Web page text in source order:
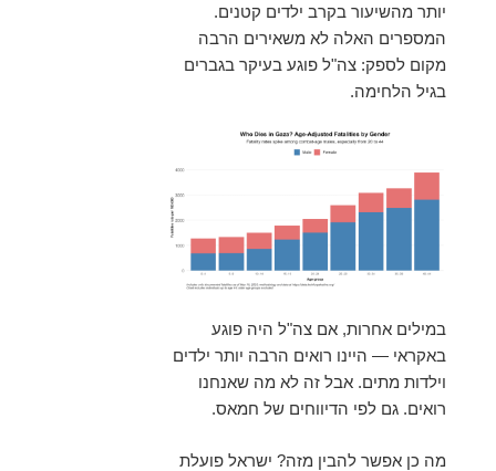
יותר מהשיעור בקרב ילדים קטנים.
המספרים האלה לא משאירים הרבה
מקום לספק: צה"ל פוגע בעיקר בגברים
בגיל הלחימה.
במילים אחרות, אם צה"ל היה פוגע
באקראי — היינו רואים הרבה יותר ילדים
וילדות מתים. אבל זה לא מה שאנחנו
רואים. גם לפי הדיווחים של חמאס.
מה כן אפשר להבין מזה? ישראל פועלת